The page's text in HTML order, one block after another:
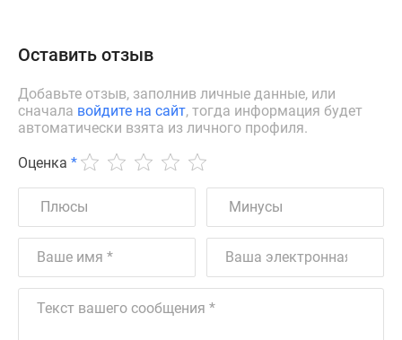
Оставить отзыв
Добавьте отзыв, заполнив личные данные, или
сначала войдите на сайт, тогда информация будет
автоматически взята из личного профиля.
Оценка *